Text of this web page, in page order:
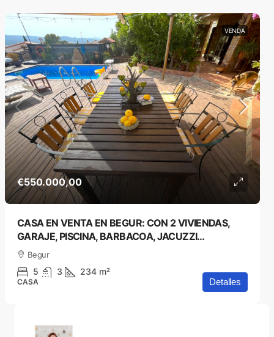
VENDA
€550.000,00
CASA EN VENTA EN BEGUR: CON 2 VIVIENDAS,
GARAJE, PISCINA, BARBACOA, JACUZZI…
Begur
5 3 234 m²
CASA Detalles